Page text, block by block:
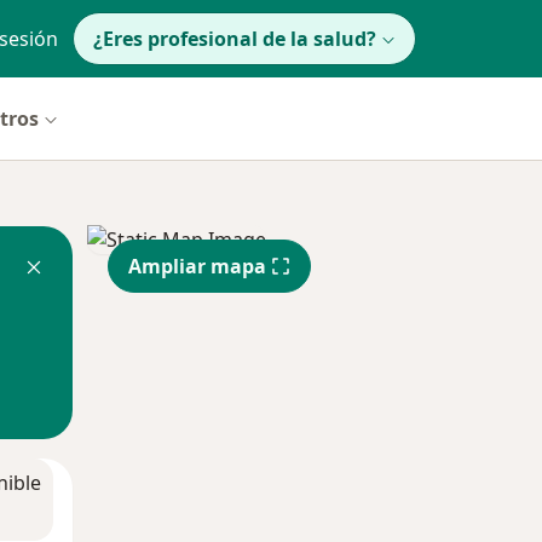
¿Eres profesional de la salud?
Ampliar mapa